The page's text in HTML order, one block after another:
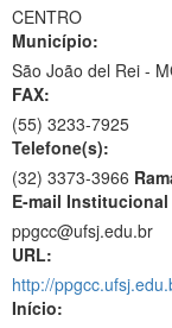
CENTRO
Município:
São João del Rei -
FAX:
(55) 3233-7925
Telefone(s):
(32) 3373-3966
E-mail
ppgcc@ufsj.edu.br
URL:
http://
Início: